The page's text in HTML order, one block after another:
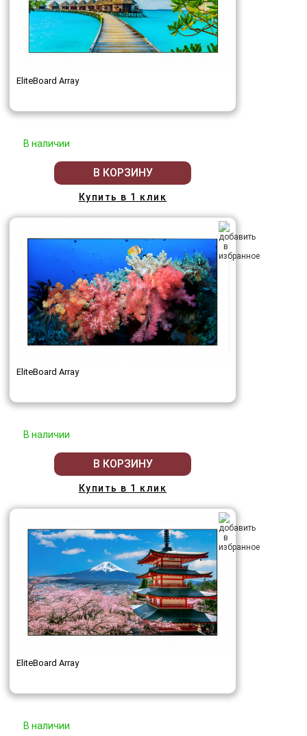
EliteBoard Array
В наличии
В КОРЗИНУ
Купить в 1 клик
EliteBoard Array
В наличии
В КОРЗИНУ
Купить в 1 клик
EliteBoard Array
В наличии